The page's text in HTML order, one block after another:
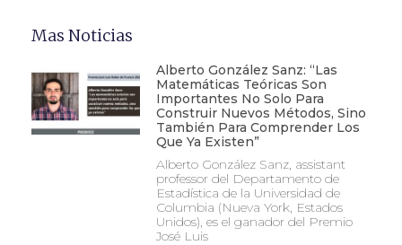
Mas Noticias
Alberto González Sanz: “Las
Matemáticas Teóricas Son
Importantes No Solo Para
Construir Nuevos Métodos, Sino
También Para Comprender Los
Que Ya Existen”
Alberto González Sanz, assistant
professor del Departamento de
Estadística de la Universidad de
Columbia (Nueva York, Estados
Unidos), es el ganador del Premio
José Luis